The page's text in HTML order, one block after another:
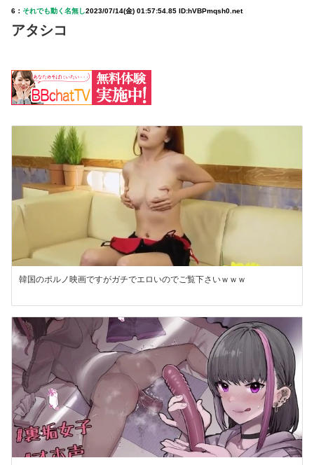
6： それでも動く名無し2023/07/14(金) 01:57:54.85 ID:hVBPmqsh0.net
アタシコ
韓国のポルノ映画ですがガチでエロいのでご覧下さいｗｗｗ